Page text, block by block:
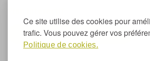
Ce site utilise des cookies pour
trafic. Vous pouvez gérer vos
Politique de cookies.
Trouvez votre bâtiment